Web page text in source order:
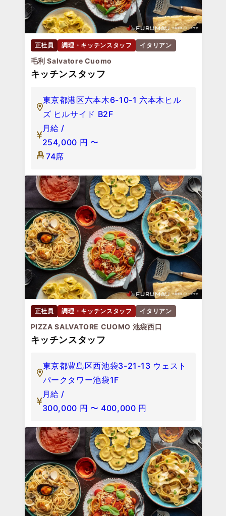
正社員 調理・キッチンスタッフ イタリアン
毛利 Salvatore Cuomo
キッチンスタッフ
東京都港区六本木6-10-1 六本木ヒル
ズ ヒルサイド B2F
月給 /
254,000 円 〜
74席
正社員 調理・キッチンスタッフ イタリアン
PIZZA SALVATORE CUOMO 池袋西口
キッチンスタッフ
東京都豊島区西池袋3-21-13 ウェスト
パークタワー池袋1F
月給 /
300,000 円 〜 400,000 円